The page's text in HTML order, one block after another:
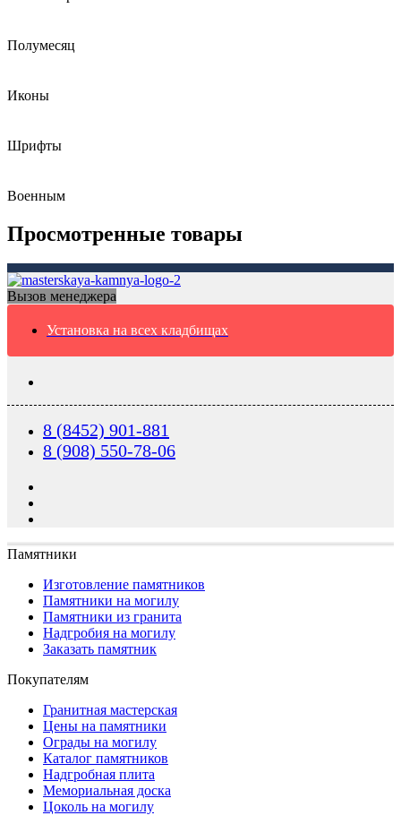
Полумесяц
Иконы
Шрифты
Военным
Просмотренные товары
Вызов менеджера
Установка на всех кладбищах
8 (8452) 901-881
8 (908) 550-78-06
Памятники
Изготовление памятников
Памятники на могилу
Памятники из гранита
Надгробия на могилу
Заказать памятник
Покупателям
Гранитная мастерская
Цены на памятники
Ограды на могилу
Каталог памятников
Надгробная плита
Мемориальная доска
Цоколь на могилу